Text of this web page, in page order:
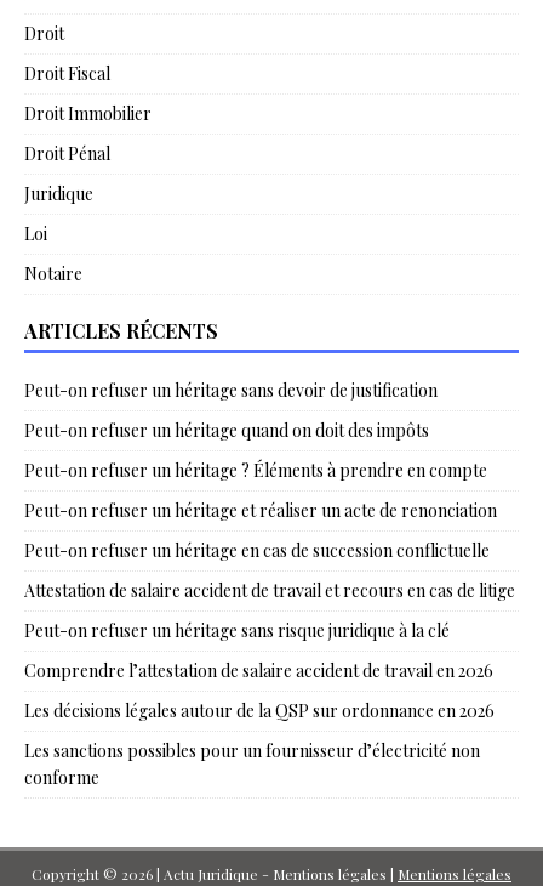
Droit
Droit Fiscal
Droit Immobilier
Droit Pénal
Juridique
Loi
Notaire
ARTICLES RÉCENTS
Peut-on refuser un héritage sans devoir de justification
Peut-on refuser un héritage quand on doit des impôts
Peut-on refuser un héritage ? Éléments à prendre en compte
Peut-on refuser un héritage et réaliser un acte de renonciation
Peut-on refuser un héritage en cas de succession conflictuelle
Attestation de salaire accident de travail et recours en cas de litige
Peut-on refuser un héritage sans risque juridique à la clé
Comprendre l’attestation de salaire accident de travail en 2026
Les décisions légales autour de la QSP sur ordonnance en 2026
Les sanctions possibles pour un fournisseur d’électricité non
conforme
Copyright © 2026 | Actu Juridique - Mentions légales | Mentions légales